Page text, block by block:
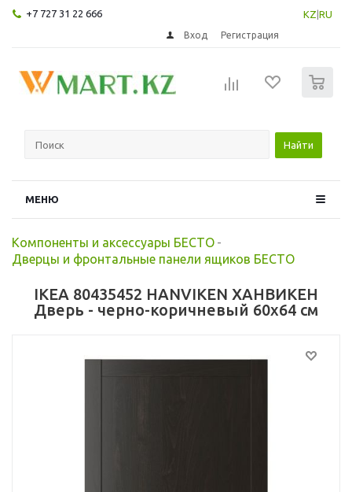
+7 727 31 22 666 KZ RU
Вход Регистрация
Найти
МЕНЮ
Компоненты и аксессуары БЕСТО -
Дверцы и фронтальные панели ящиков БЕСТО
IKEA 80435452 HANVIKEN ХАНВИКЕН
Дверь - черно-коричневый 60x64 см